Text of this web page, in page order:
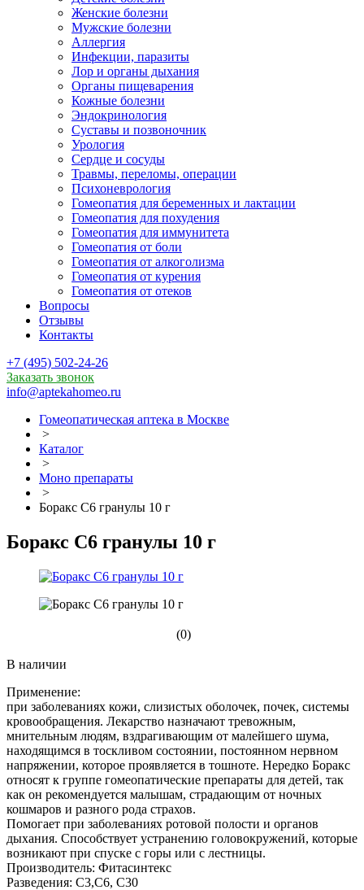
Женские болезни
Мужские болезни
Аллергия
Инфекции, паразиты
Лор и органы дыхания
Органы пищеварения
Кожные болезни
Эндокринология
Суставы и позвоночник
Урология
Сердце и сосуды
Травмы, переломы, операции
Психоневрология
Гомеопатия для беременных и лактации
Гомеопатия для похудения
Гомеопатия для иммунитета
Гомеопатия от боли
Гомеопатия от алкоголизма
Гомеопатия от курения
Гомеопатия от отеков
Вопросы
Отзывы
Контакты
+7 (495) 502-24-26
Заказать звонок
info@aptekahomeo.ru
Гомеопатическая аптека в Москве
>
Каталог
>
Моно препараты
>
Боракс С6 гранулы 10 г
Боракс С6 гранулы 10 г
(0)
В наличии
Применение:
при заболеваниях кожи, слизистых оболочек, почек, системы
кровообращения. Лекарство назначают тревожным,
мнительным людям, вздрагивающим от малейшего шума,
находящимся в тоскливом состоянии, постоянном нервном
напряжении, которое проявляется в тошноте. Нередко Боракс
относят к группе гомеопатические препараты для детей, так
как он рекомендуется малышам, страдающим от ночных
кошмаров и разного рода страхов.
Помогает при заболеваниях ротовой полости и органов
дыхания. Способствует устранению головокружений, которые
возникают при спуске с горы или с лестницы.
Производитель: Фитасинтекс
Разведения: С3,С6, С30